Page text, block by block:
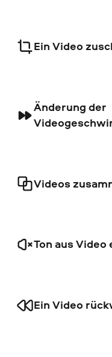
Ein Video
Änderung der
Videos
Ton aus
Ein Video